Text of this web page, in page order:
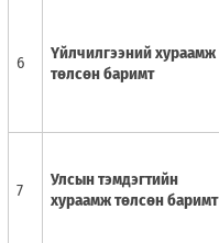
6
Үйлчилгээний хураамж
төлсөн баримт
7
Улсын тэмдэгтийн
хураамж төлсөн баримт